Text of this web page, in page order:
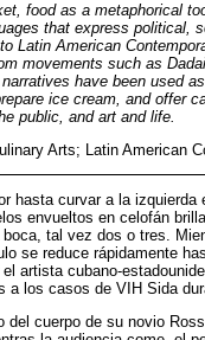
food as a metaphorical
​​that express political,
Latin American
movements such as
have been used
ice cream, and offer
public, and art and life.
Arts; Latin American
hasta curvar a la izquierda
envueltos en celofán
tal vez dos o tres.
se reduce rápidamente
artista cubano-
los casos de VIH Sida
cuerpo de su novio